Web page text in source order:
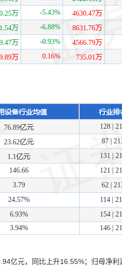
元，同比上升16.55%；归母净利